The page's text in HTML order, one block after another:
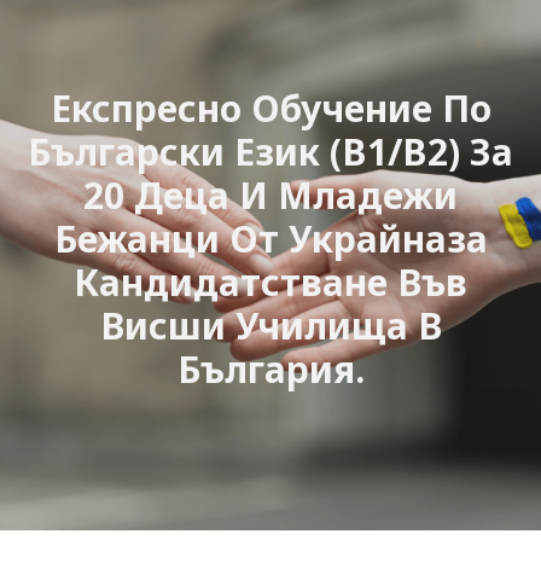
Експресно Обучение По
Български Език (B1/B2) За
20 Деца И Младежи
Бежанци От Украйназа
Кандидатстване Във
Висши Училища В
България.